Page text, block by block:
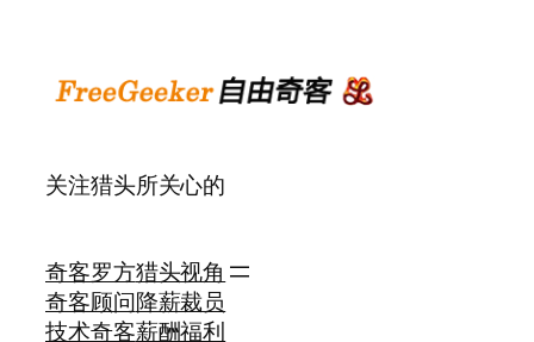
关注猎头所关心的
奇客罗方
奇客顾问
技术奇客
猎头视角
降薪裁员
薪酬福利